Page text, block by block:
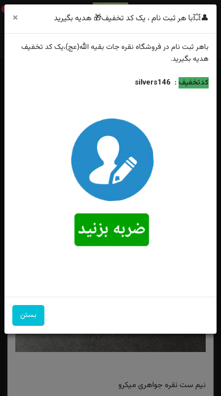
0
خانه فهرست محصولات
نیم ست نقره جواهری میکرو
👤💥با هر ثبت نام ، یک کد تخفیف🎁 هدیه بگیرید ×
باهر ثبت نام در فروشگاه نقره جات بقیه الله(عج)،یک کد تخفیف
هدیه بگیرید.
کدتخفیف :
silvers146
بستن